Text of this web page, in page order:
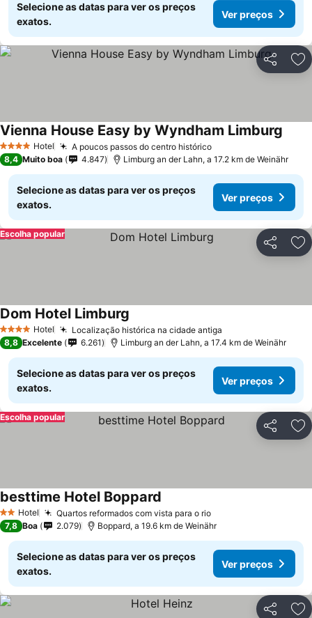
Selecione as datas para ver os preços
exatos.
Ver preços
Partilhar
4 EstrelasHotel A poucos passos do centro histórico
Vienna House Easy by Wyndham Limburg
8,4 Muito boa 4.847 Limburg an der Lahn, a 17.2 km de Weinähr
Selecione as datas para ver os preços
exatos.
Ver preços
Partilhar
Escolha popular
4 EstrelasHotel Localização histórica na cidade antiga
Dom Hotel Limburg
8,8 Excelente 6.261 Limburg an der Lahn, a 17.4 km de Weinähr
Selecione as datas para ver os preços
exatos.
Ver preços
Partilhar
Escolha popular
2 Estrelas
Hotel Quartos reformados com vista para o rio
besttime Hotel Boppard
7,8 Boa 2.079 Boppard, a 19.6 km de Weinähr
Selecione as datas para ver os preços
exatos.
Ver preços
Partilhar